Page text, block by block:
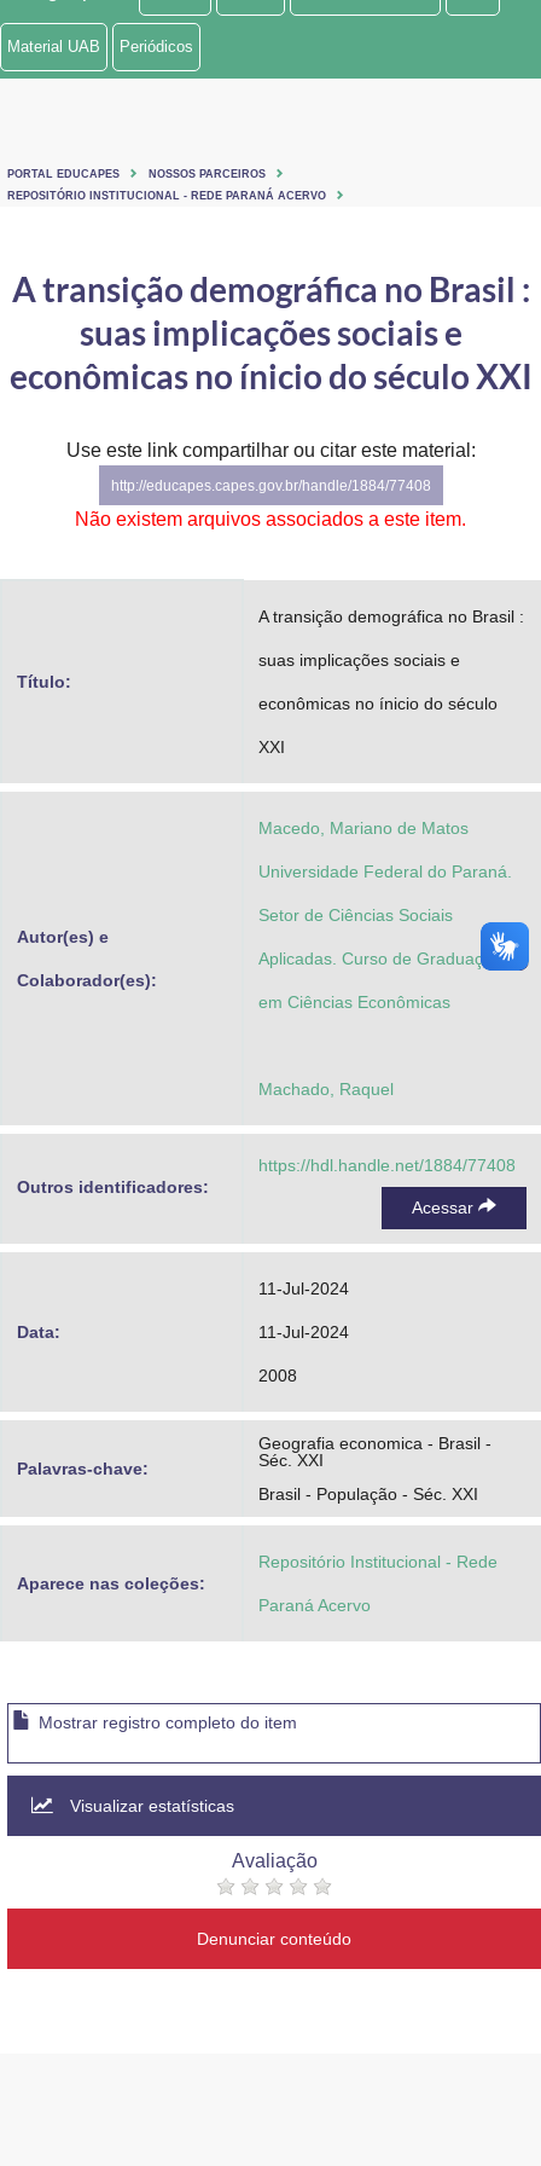
Ministério de Minas e Energia
Ministério do Turismo
Controladoria-Geral da União
Ministério da Mulher, da Família e dos Direitos Humanos
Secretaria de Governo
Gabinete de Segurança Institucional
Material UAB Periódicos
PORTAL EDUCAPES
NOSSOS PARCEIROS
REPOSITÓRIO INSTITUCIONAL - REDE PARANÁ ACERVO
A transição demográfica no Brasil :
suas implicações sociais e
econômicas no ínicio do século XXI
Use este link compartilhar ou citar este material:
http://educapes.capes.gov.br/handle/1884/77408
Não existem arquivos associados a este item.
Título:
A transição demográfica no Brasil :
suas implicações sociais e
econômicas no ínicio do século
XXI
Autor(es) e
Colaborador(es):
Macedo, Mariano de Matos
Universidade Federal do Paraná.
Setor de Ciências Sociais
Aplicadas. Curso de Graduação
em Ciências Econômicas
Machado, Raquel
Outros identificadores:
https://hdl.handle.net/1884/77408
Acessar
Data:
11-Jul-2024
11-Jul-2024
2008
Palavras-chave:
Geografia economica - Brasil -
Séc. XXI
Brasil - População - Séc. XXI
Aparece nas coleções:
Repositório Institucional - Rede
Paraná Acervo
Mostrar registro completo do item
Visualizar estatísticas
Avaliação
Denunciar conteúdo